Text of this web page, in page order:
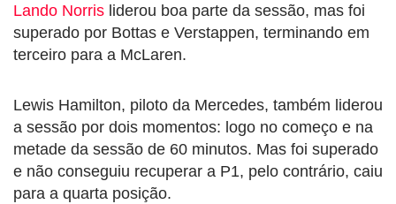
Lando Norris liderou boa parte da sessão, mas foi
superado por Bottas e Verstappen, terminando em
terceiro para a McLaren.
Lewis Hamilton, piloto da Mercedes, também liderou
a sessão por dois momentos: logo no começo e na
metade da sessão de 60 minutos. Mas foi superado
e não conseguiu recuperar a P1, pelo contrário, caiu
para a quarta posição.